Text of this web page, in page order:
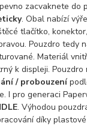
zacvaknete do
. Obal nabízí
tlačítko,
Pouzdro tedy
Materiál
k displeji. Pouzdro
/ probouzení
I pro generaci
. Výhodou
díky